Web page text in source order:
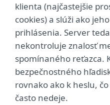
klienta (najčastejšie
cookies) a slúži ako
prihlásenia. Server
nekontroluje znalosť
spomínaného reťazca.
bezpečnostného
rovnako ako k heslu,
často nedeje.